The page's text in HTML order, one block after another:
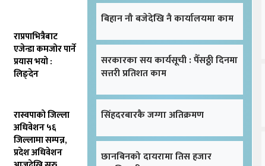
राप्रपाभित्रैबाट
एजेन्डा कमजोर पार्ने
प्रयास भयो :
लिङ्देन
रास्वपाको जिल्ला
अधिवेशन ५६
जिल्लामा सम्पन्न,
प्रदेश अधिवेशन
बिहान नौ बजेदेखि नै कार्यालयमा काम
सरकारका सय कार्यसूची : पैँसठ्ठी दिनमा
सत्तरी प्रतिशत काम
सिंहदरबारकै जग्गा अतिक्रमण
छानबिनको दायरामा तिस हजार